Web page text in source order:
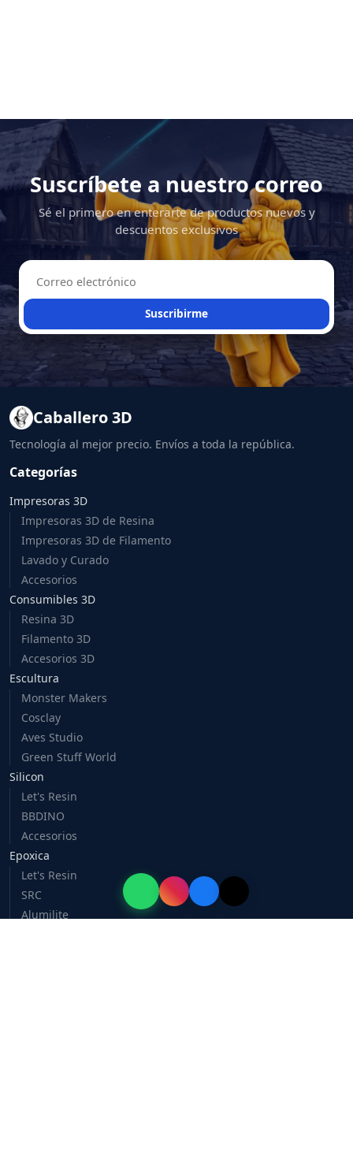
Suscríbete a nuestro correo
Sé el primero en enterarte de productos nuevos y
descuentos exclusivos
Suscribirme
Caballero 3D
Tecnología al mejor precio. Envíos a toda la república.
Categorías
Impresoras 3D
Impresoras 3D de Resina
Impresoras 3D de Filamento
Lavado y Curado
Accesorios
Consumibles 3D
Resina 3D
Filamento 3D
Accesorios 3D
Escultura
Monster Makers
Cosclay
Aves Studio
Green Stuff World
Silicon
Let's Resin
BBDINO
Accesorios
Epoxica
Let's Resin
SRC
Alumilite